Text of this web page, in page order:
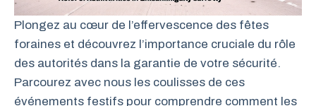
Plongez au cœur de l’effervescence des fêtes
foraines et découvrez l’importance cruciale du rôle
des autorités dans la garantie de votre sécurité.
Parcourez avec nous les coulisses de ces
événements festifs pour comprendre comment les